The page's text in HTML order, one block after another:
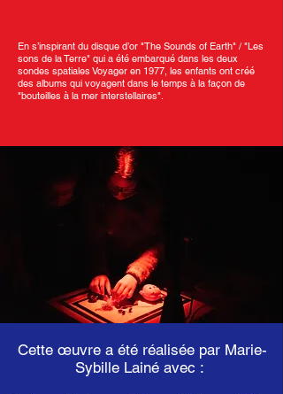
En s’inspirant du disque d’or "The Sounds of Earth" / "Les
sons de la Terre" qui a été embarqué dans les deux
sondes spatiales Voyager en 1977, les enfants ont créé
des albums qui voyagent dans le temps à la façon de
"bouteilles à la mer interstellaires".
Cette œuvre a été réalisée par Marie-
Sybille Lainé avec :